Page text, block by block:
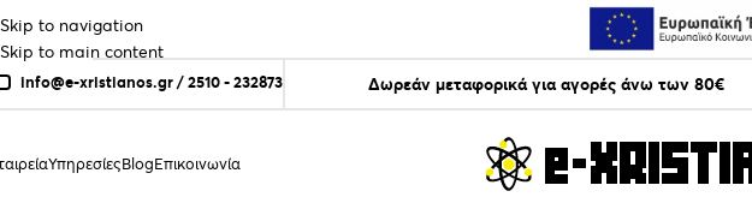
Skip to navigation
Skip to main content
info@e-xristianos.gr/2510 - 232873 Δωρεάν μεταφορικά για αγορές άνω των 80€
ΥπηρεσίεςBlogΕπικοινωνία